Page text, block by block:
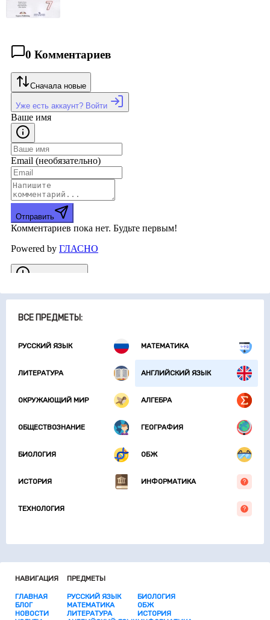
ВСЕ ПРЕДМЕТЫ:
РУССКИЙ ЯЗЫК МАТЕМАТИКА
ЛИТЕРАТУРА АНГЛИЙСКИЙ ЯЗЫК
ОКРУЖАЮЩИЙ МИР АЛГЕБРА
ОБЩЕСТВОЗНАНИЕ ГЕОГРАФИЯ
БИОЛОГИЯ ОБЖ
ИСТОРИЯ ИНФОРМАТИКА
ТЕХНОЛОГИЯ
НАВИГАЦИЯ
ГЛАВНАЯ
БЛОГ
НОВОСТИ
ПРЕДМЕТЫ
РУССКИЙ ЯЗЫК
МАТЕМАТИКА
ЛИТЕРАТУРА
БИОЛОГИЯ
ОБЖ
ИСТОРИЯ